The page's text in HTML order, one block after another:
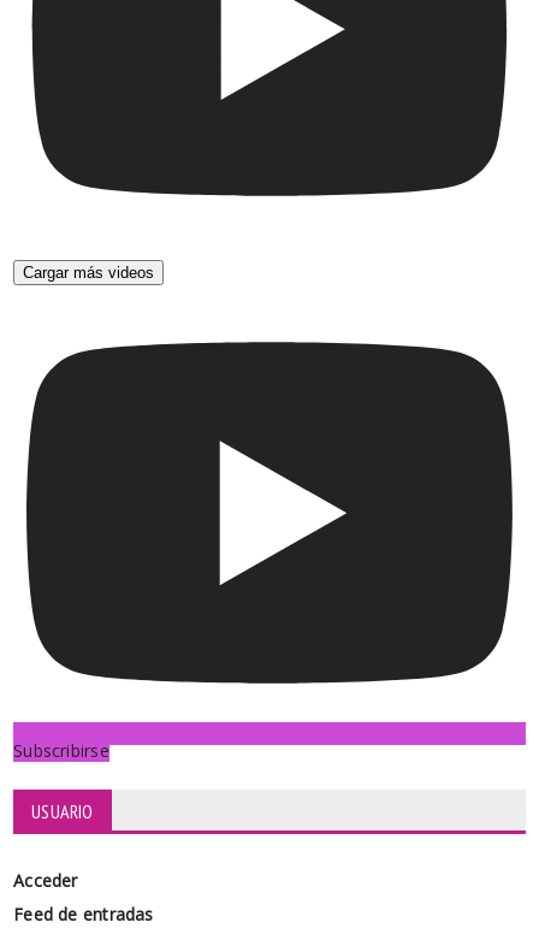
Cargar más videos
Subscribirse
USUARIO
Acceder
Feed de entradas